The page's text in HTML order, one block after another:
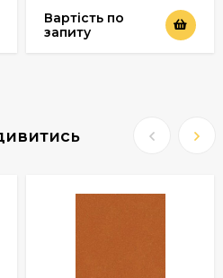
Вартість по
запиту